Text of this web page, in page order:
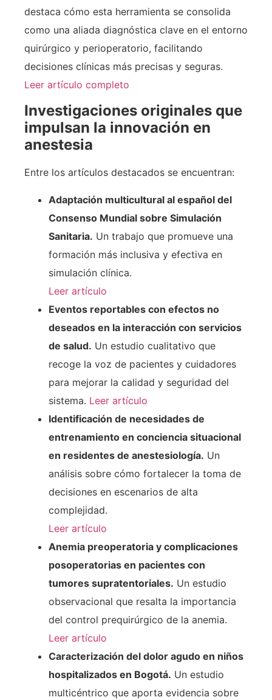
destaca cómo esta herramienta se consolida
como una aliada diagnóstica clave en el entorno
quirúrgico y perioperatorio, facilitando
decisiones clínicas más precisas y seguras.
Leer artículo completo
Investigaciones originales que
impulsan la innovación en
anestesia
Entre los artículos destacados se encuentran:
Adaptación multicultural al español del
Consenso Mundial sobre Simulación
Sanitaria. Un trabajo que promueve una
formación más inclusiva y efectiva en
simulación clínica.
Leer artículo
Eventos reportables con efectos no
deseados en la interacción con servicios
de salud. Un estudio cualitativo que
recoge la voz de pacientes y cuidadores
para mejorar la calidad y seguridad del
sistema. Leer artículo
Identificación de necesidades de
entrenamiento en conciencia situacional
en residentes de anestesiología. Un
análisis sobre cómo fortalecer la toma de
decisiones en escenarios de alta
complejidad.
Leer artículo
Anemia preoperatoria y complicaciones
posoperatorias en pacientes con
tumores supratentoriales. Un estudio
observacional que resalta la importancia
del control prequirúrgico de la anemia.
Leer artículo
Caracterización del dolor agudo en niños
hospitalizados en Bogotá. Un estudio
multicéntrico que aporta evidencia sobre